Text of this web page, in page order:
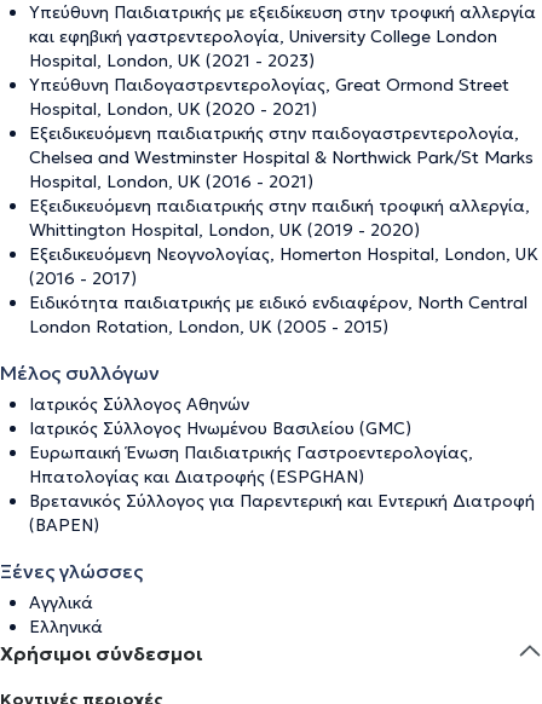
Υπεύθυνη Παιδιατρικής με εξειδίκευση στην τροφική αλλεργία
και εφηβική γαστρεντερολογία, University College London
Hospital, London, UK (2021 - 2023)
Υπεύθυνη Παιδογαστρεντερολογίας, Great Ormond Street
Hospital, London, UK (2020 - 2021)
Εξειδικευόμενη παιδιατρικής στην παιδογαστρεντερολογία,
Chelsea and Westminster Hospital & Northwick Park/St Marks
Hospital, London, UK (2016 - 2021)
Εξειδικευόμενη παιδιατρικής στην παιδική τροφική αλλεργία,
Whittington Hospital, London, UK (2019 - 2020)
Εξειδικευόμενη Νεογνολογίας, Homerton Hospital, London, UK
(2016 - 2017)
Ειδικότητα παιδιατρικής με ειδικό ενδιαφέρον, North Central
London Rotation, London, UK (2005 - 2015)
Μέλος συλλόγων
Ιατρικός Σύλλογος Αθηνών
Ιατρικός Σύλλογος Ηνωμένου Βασιλείου (GMC)
Ευρωπαική Ένωση Παιδιατρικής Γαστροεντερολογίας,
Ηπατολογίας και Διατροφής (ESPGHAN)
Βρετανικός Σύλλογος για Παρεντερική και Εντερική Διατροφή
(BAPEN)
Ξένες γλώσσες
Αγγλικά
Ελληνικά
Χρήσιμοι σύνδεσμοι
Κοντινές περιοχές